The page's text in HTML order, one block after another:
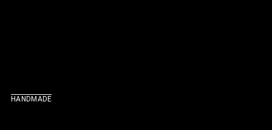
HANDMADE